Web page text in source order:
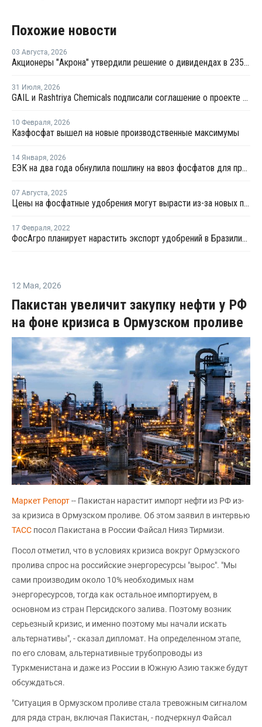
Похожие новости
03 Августа, 2026
Акционеры "Акрона" утвердили решение о дивидендах в 235 рублей на акцию
31 Июля, 2026
GAIL и Rashtriya Chemicals подписали соглашение о проекте по производству удобрений на основе природного газа
10 Февраля, 2026
Казфосфат вышел на новые производственные максимумы
14 Января, 2026
ЕЭК на два года обнулила пошлину на ввоз фосфатов для производства удобрений
07 Августа, 2025
Цены на фосфатные удобрения могут вырасти из-за новых пошлин в США
17 Февраля, 2022
ФосАгро планирует нарастить экспорт удобрений в Бразилию на фоне санкций США
12 Мая, 2026
Пакистан увеличит закупку нефти у РФ
на фоне кризиса в Ормузском проливе
Маркет Репорт-- Пакистан нарастит импорт нефти из РФ из-
за кризиса в Ормузском проливе. Об этом заявил в интервью
ТАСС посол Пакистана в России Файсал Нияз Тирмизи.
Посол отметил, что в условиях кризиса вокруг Ормузского
пролива спрос на российские энергоресурсы "вырос". "Мы
сами производим около 10% необходимых нам
энергоресурсов, тогда как остальное импортируем, в
основном из стран Персидского залива. Поэтому возник
серьезный кризис, и именно поэтому мы начали искать
альтернативы", - сказал дипломат. На определенном этапе,
по его словам, альтернативные трубопроводы из
Туркменистана и даже из России в Южную Азию также будут
обсуждаться.
"Ситуация в Ормузском проливе стала тревожным сигналом
для ряда стран, включая Пакистан, - подчеркнул Файсал